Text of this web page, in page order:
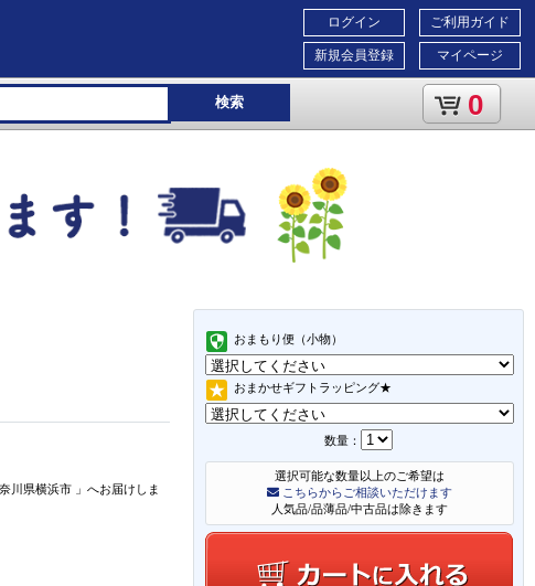
ご利用ガイド
マイページ
ログイン
新規会員登録
検索 0
おまもり便（小物）
おまかせギフトラッピング★
数量：
選択可能な数量以上のご希望は
こちらからご相談いただけます
人気品/品薄品/中古品は除きます
川県横浜市 」 へお届けしま